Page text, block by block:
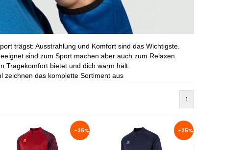
trägst: Ausstrahlung und Komfort sind das Wichtigste.
sind zum Sport machen aber auch zum Relaxen.
Tragekomfort bietet und dich warm hält.
zeichnen das komplette Sortiment aus
1
-25% -25%